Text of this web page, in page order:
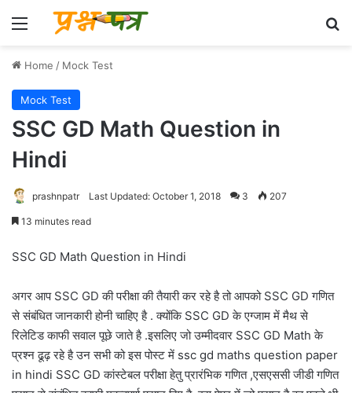
Menu
Home / Mock Test
Mock Test
SSC GD Math Question in
Hindi
prashnpatr Last Updated: October 1, 2018 3 207
13 minutes read
SSC GD Math Question in Hindi
अगर आप SSC GD की परीक्षा की तैयारी कर रहे है तो आपको SSC GD गणित
से संबंधित जानकारी होनी चाहिए है . क्योंकि SSC GD के एग्जाम में मैथ से
रिलेटिड काफी सवाल पूछे जाते है .इसलिए जो उम्मीदवार SSC GD Math के
प्रश्न ढूढ़ रहे है उन सभी को इस पोस्ट में ssc gd maths question paper
in hindi SSC GD कांस्टेबल परीक्षा हेतु प्रारंभिक गणित ,एसएससी जीडी गणित